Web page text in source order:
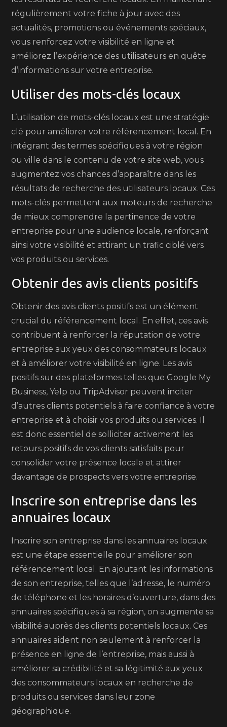
régulièrement votre fiche à jour avec des
actualités, promotions ou événements spéciaux,
vous renforcez votre visibilité en ligne et
améliorez l’expérience des utilisateurs en quête
d’informations sur votre entreprise.
Utiliser des mots-clés locaux
L’utilisation de mots-clés locaux est une stratégie
clé pour améliorer votre référencement local. En
intégrant des termes spécifiques à votre région
ou ville dans le contenu de votre site web, vous
augmentez vos chances d’apparaître dans les
résultats de recherche des utilisateurs locaux. Ces
mots-clés permettent aux moteurs de recherche
de mieux comprendre la pertinence de votre
entreprise pour une audience locale, renforçant
ainsi votre visibilité et attirant un trafic ciblé vers
vos produits ou services.
Obtenir des avis clients positifs
Obtenir des avis clients positifs est un élément
crucial du référencement local. En effet, ces avis
contribuent à renforcer la réputation de votre
entreprise aux yeux des consommateurs locaux
et à améliorer votre visibilité en ligne. Les avis
positifs sur des plateformes telles que Google My
Business, Yelp ou TripAdvisor peuvent inciter
d’autres clients potentiels à faire confiance à votre
entreprise et à choisir vos produits ou services. Il
est donc essentiel de solliciter activement les
retours positifs de vos clients satisfaits pour
consolider votre présence locale et attirer
davantage de prospects vers votre entreprise.
Inscrire son entreprise dans les
annuaires locaux
Inscrire son entreprise dans les annuaires locaux
est une étape essentielle pour améliorer son
référencement local. En ajoutant les informations
de son entreprise, telles que l’adresse, le numéro
de téléphone et les horaires d’ouverture, dans des
annuaires spécifiques à sa région, on augmente sa
visibilité auprès des clients potentiels locaux. Ces
annuaires aident non seulement à renforcer la
présence en ligne de l’entreprise, mais aussi à
améliorer sa crédibilité et sa légitimité aux yeux
des consommateurs locaux en recherche de
produits ou services dans leur zone
géographique.